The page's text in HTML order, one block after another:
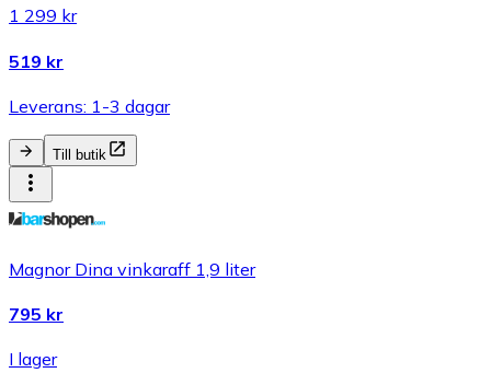
1 299 kr
519 kr
Leverans: 1-3 dagar
Till butik
Magnor Dina vinkaraff 1,9 liter
795 kr
I lager